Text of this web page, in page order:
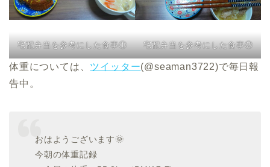
宅配弁当を参考にした食事① 宅配弁当を参考にした食事②
体重については、 ツイッター(@seaman3722)で毎日報
告中。
おはようございます🌞
今朝の体重記録